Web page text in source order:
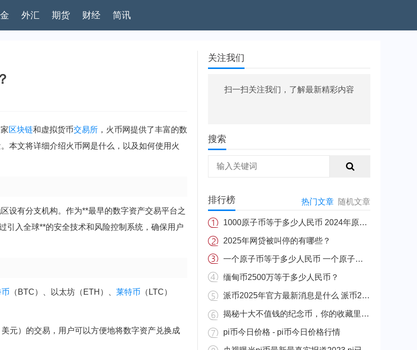
外汇 期货 财经 简讯
区块链和虚拟货币交易所 ，火币网提供了丰富的数
本文将详细介绍火币网是什么，以及如何使用火
设有分支机构。作为**最早的数字资产交易平台之
引入全球**的安全技术和风险控制系统，确保用户
币 （BTC）、以太坊（ETH）、 莱特币 （LTC）
美元）的交易，用户可以方便地将数字资产兑换成
关注我们
扫一扫关注我们，了解最新精彩内容
搜索
排行榜 热门文章 随机文章
1000原子币等于多少人民币 2024年原子币最新价格介绍一览
2025年网贷被叫停的有哪些？
一个原子币等于多少人民币 一个原子币价格介绍
缅甸币2500万等于多少人民币？
派币2025年官方最新消息是什么 派币2025年官方最新消息真实分享
揭秘十大不值钱的纪念币，你的收藏里有吗？
pi币今日价格 - pi币今日价格行情